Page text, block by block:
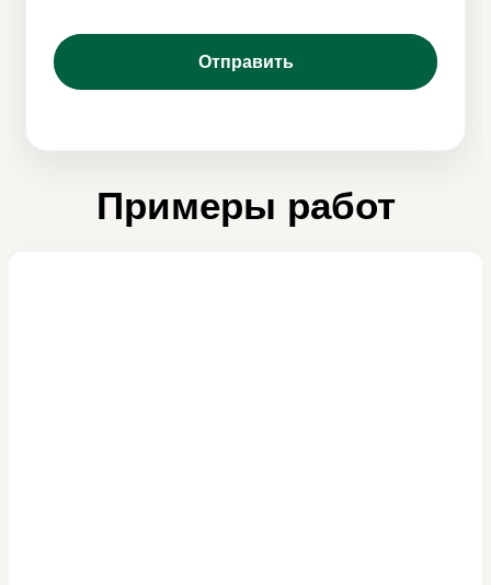
Примеры работ